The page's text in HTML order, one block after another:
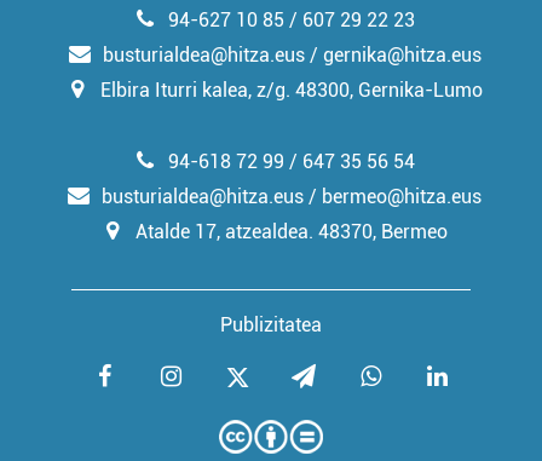
94-627 10 85 / 607 29 22 23
busturialdea@hitza.eus / gernika@hitza.eus
Elbira Iturri kalea, z/g. 48300, Gernika-Lumo
Publizitatea
94-618 72 99 / 647 35 56 54
busturialdea@hitza.eus / bermeo@hitza.eus
Atalde 17, atzealdea. 48370, Bermeo